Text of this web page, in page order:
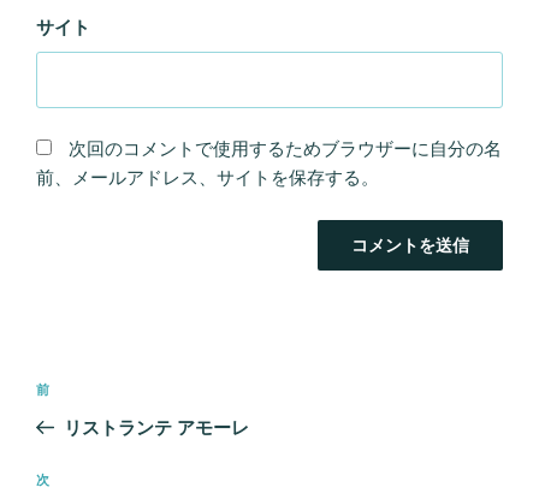
サイト
次回のコメントで使用するためブラウザーに自分の名
前、メールアドレス、サイトを保存する。
稿
ナ
ビ
前
の
稿
前
リストランテ アモーレ
次
次